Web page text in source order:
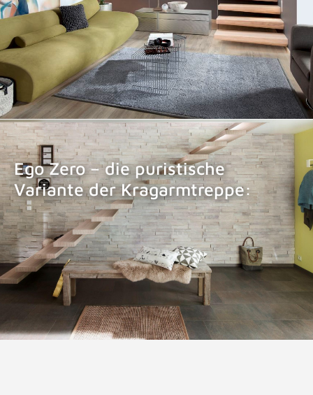
KRAGARMTREPPE EGO
Ego Zero – die puristische
Variante der Kragarmtreppe:
KRAGARMTREPPE EGO ZERO